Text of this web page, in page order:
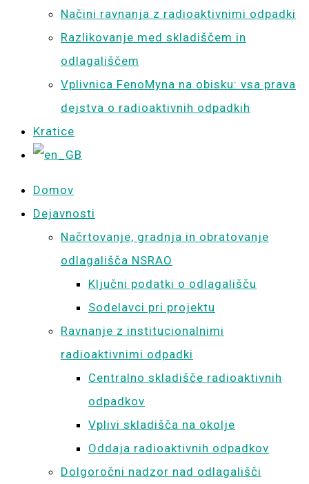
Načini ravnanja z radioaktivnimi odpadki
Razlikovanje med skladiščem in
odlagališčem
Vplivnica FenoMyna na obisku: vsa prava
dejstva o radioaktivnih odpadkih
Kratice
Domov
Dejavnosti
Načrtovanje, gradnja in obratovanje
odlagališča NSRAO
Ključni podatki o odlagališču
Sodelavci pri projektu
Ravnanje z institucionalnimi
radioaktivnimi odpadki
Centralno skladišče radioaktivnih
odpadkov
Vplivi skladišča na okolje
Oddaja radioaktivnih odpadkov
Dolgoročni nadzor nad odlagališči